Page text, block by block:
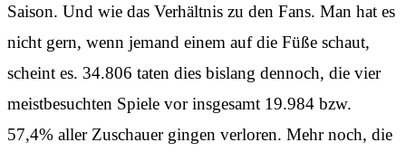
Saison. Und wie das Verhältnis zu den Fans. Man hat es
nicht gern, wenn jemand einem auf die Füße schaut,
scheint es. 34.806 taten dies bislang dennoch, die vier
meistbesuchten Spiele vor insgesamt 19.984 bzw.
57,4% aller Zuschauer gingen verloren. Mehr noch, die